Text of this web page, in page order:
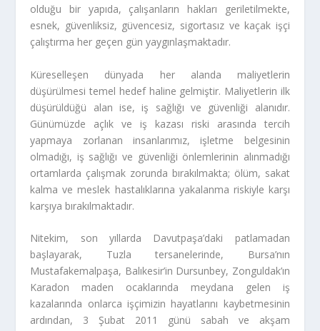
olduğu bir yapıda, çalışanların hakları geriletilmekte,
esnek, güvenliksiz, güvencesiz, sigortasız ve kaçak işçi
çalıştırma her geçen gün yaygınlaşmaktadır.
Küreselleşen dünyada her alanda maliyetlerin
düşürülmesi temel hedef haline gelmiştir. Maliyetlerin ilk
düşürüldüğü alan ise, iş sağlığı ve güvenliği alanıdır.
Günümüzde açlık ve iş kazası riski arasında tercih
yapmaya zorlanan insanlarımız, işletme belgesinin
olmadığı, iş sağlığı ve güvenliği önlemlerinin alınmadığı
ortamlarda çalışmak zorunda bırakılmakta; ölüm, sakat
kalma ve meslek hastalıklarına yakalanma riskiyle karşı
karşıya bırakılmaktadır.
Nitekim, son yıllarda Davutpaşa’daki patlamadan
başlayarak, Tuzla tersanelerinde, Bursa’nın
Mustafakemalpaşa, Balıkesir’in Dursunbey, Zonguldak’ın
Karadon maden ocaklarında meydana gelen iş
kazalarında onlarca işçimizin hayatlarını kaybetmesinin
ardından, 3 Şubat 2011 günü sabah ve akşam